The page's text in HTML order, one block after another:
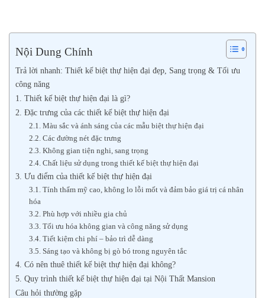
Nội Dung Chính
Trả lời nhanh: Thiết kế biệt thự hiện đại đẹp, Sang trọng & Tối ưu
công năng
1. Thiết kế biệt thự hiện đại là gì?
2. Đặc trưng của các thiết kế biệt thự hiện đại
2.1. Màu sắc và ánh sáng của các mẫu biệt thự hiện đại
2.2. Các đường nét đặc trưng
2.3. Không gian tiện nghi, sang trọng
2.4. Chất liệu sử dụng trong thiết kế biệt thự hiện đại
3. Ưu điểm của thiết kế biệt thự hiện đại
3.1. Tính thẩm mỹ cao, không lo lỗi mốt và đảm bảo giá trị cá nhân
hóa
3.2. Phù hợp với nhiều gia chủ
3.3. Tối ưu hóa không gian và công năng sử dụng
3.4. Tiết kiệm chi phí – bảo trì dễ dàng
3.5. Sáng tạo và không bị gò bó trong nguyên tắc
4. Có nên thuê thiết kế biệt thự hiện đại không?
5. Quy trình thiết kế biệt thự hiện đại tại Nội Thất Mansion
Câu hỏi thường gặp